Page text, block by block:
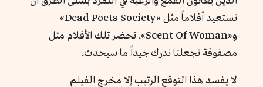
نستعيد أفلاماً مثل «Dead Poets Society»
و«Scent Of Woman». تحضر تلك الأفلام مثل
مصفوفة تجعلنا ندرك جيداً ما سيحدث.
لا يفسد هذا التوقع الرتيب إلا مخرج الفيلم